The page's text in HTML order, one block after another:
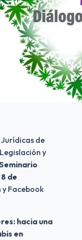
de
y
de
Facebook
hacia una
en